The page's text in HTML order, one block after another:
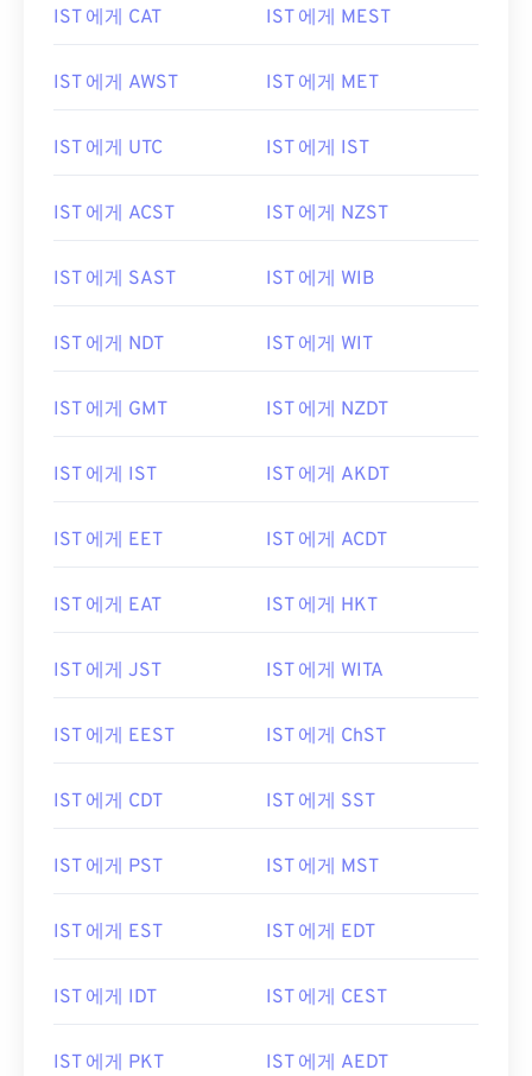
IST 에게 CAT IST 에게 MEST
IST 에게 AWST IST 에게 MET
IST 에게 UTC IST 에게 IST
IST 에게 ACST IST 에게 NZST
IST 에게 SAST IST 에게 WIB
IST 에게 NDT IST 에게 WIT
IST 에게 GMT IST 에게 NZDT
IST 에게 IST IST 에게 AKDT
IST 에게 EET IST 에게 ACDT
IST 에게 EAT IST 에게 HKT
IST 에게 JST IST 에게 WITA
IST 에게 EEST IST 에게 ChST
IST 에게 CDT IST 에게 SST
IST 에게 PST IST 에게 MST
IST 에게 EST IST 에게 EDT
IST 에게 IDT IST 에게 CEST
IST 에게 PKT IST 에게 AEDT